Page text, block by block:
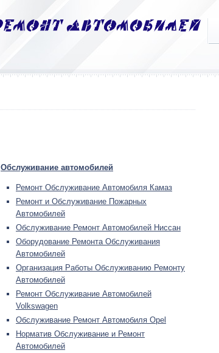
Обслуживание автомобилей
Ремонт Обслуживание Автомобиля Камаз
Ремонт и Обслуживание Пожарных
Автомобилей
Обслуживание Ремонт Автомобилей Ниссан
Оборудование Ремонта Обслуживания
Автомобилей
Организация Работы Обслуживанию Ремонту
Автомобилей
Ремонт Обслуживание Автомобилей
Volkswagen
Обслуживание Ремонт Автомобиля Opel
Норматив Обслуживание и Ремонт
Автомобилей